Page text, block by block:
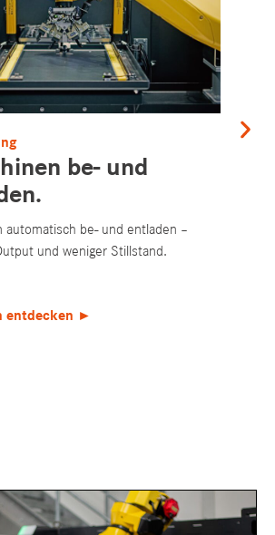
be- und
automatisch be- und entladen –
und weniger Stillstand.
entdecken ►